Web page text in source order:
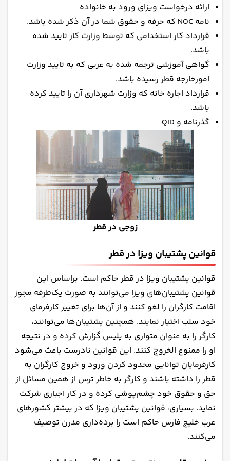
ارائه درخواست ویزای ورود به خانواده
نامه NOC که حرفه و حقوق شما در آن ذکر شده باشد.
قرارداد کار استخدامی که توسط وزارت کار تایید شده
باشد.
گواهی آموزشی ترجمه شده به عربی که به تایید وزارت
امورخارجه قطر رسیده باشد.
قرارداد اجاره خانه که وزارت شهرداری آن را تایید کرده
باشد.
گذرنامه و QID
زوجی در قطر
قوانین پشتیبان ویزا در قطر
قوانین پشتیبان ویزا در قطر حاکم است. براساس این
قوانین پشتیبان‌های ویزا می‌توانند به صورت یک‌طرفه مجوز
اقامت کارگران را لغو کنند و از آن‌ها برای تغییر کارفرمای
خود سلب اختیار نمایند. همچنین پشتیبان‌ها می‌توانند،
کارگر را به عنوان متواری به پلیس گزارش کرده و در نتیجه
او را ممنوع الخروج کنند. این قوانین نادرست باعث می‌شود
کارفرمایان توانایی محدود کردن ورود و خروج کارگران به
قطر را داشته باشند و کارگر به خاطر ترس از همین مسائل از
حق و حقوق خود چشم‌پوشی کرده و در کار اجباری شرکت
نماید. بسیاری، قوانین پشتیبان ویزا که در بیشتر کشورهای
عرب خلیج فارس حاکم است را برده‌داری مدرن توصیف
می‌کنند.